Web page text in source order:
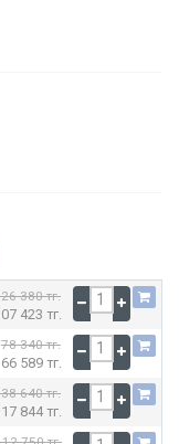
380 тг.
423 тг.
78 340 тг.
66 589 тг.
640 тг.
844 тг.